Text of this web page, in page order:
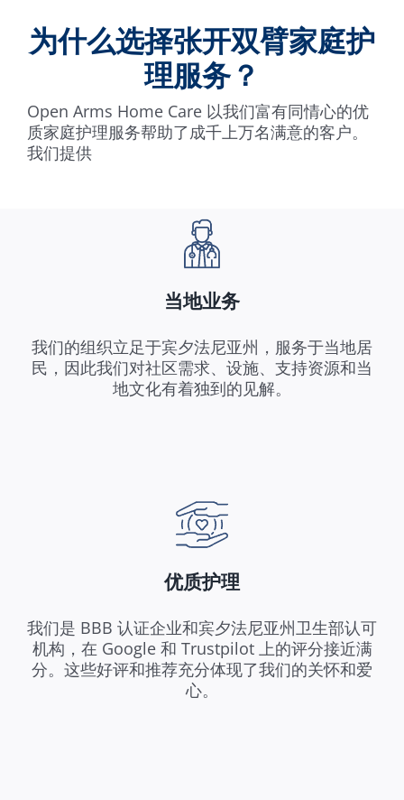
为什么选择张开双臂家庭护
理服务？
Open Arms Home Care 以我们富有同情心的优
质家庭护理服务帮助了成千上万名满意的客户。
我们提供
当地业务
我们的组织立足于宾夕法尼亚州，服务于当地居
民，因此我们对社区需求、设施、支持资源和当
地文化有着独到的见解。
优质护理
我们是 BBB 认证企业和宾夕法尼亚州卫生部认可
机构，在 Google 和 Trustpilot 上的评分接近满
分。这些好评和推荐充分体现了我们的关怀和爱
心。